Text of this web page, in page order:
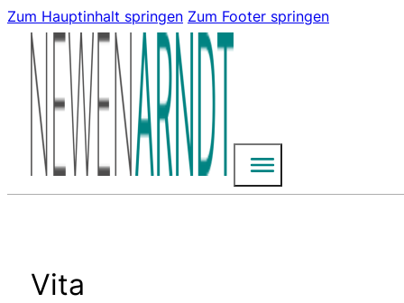
Zum Hauptinhalt springen Zum Footer springen
Vita